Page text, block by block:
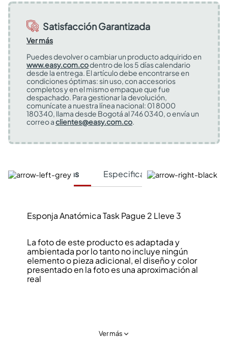
Satisfacción Garantizada
Ver más
Puedes devolver o cambiar un producto adquirido en
www.easy.com.codentro de los 5 días calendario
desde la entrega. El artículo debe encontrarse en
condiciones óptimas: sin uso, con accesorios
completos y en el mismo empaque que fue
despachado. Para gestionar la devolución,
comunícate a nuestra línea nacional: 01 8000
180340, llama desde Bogotá al 746 0340, o envía un
correo aclientes@easy.com.co.
Características Especificaciones Técnicas
Esponja Anatómica Task Pague 2 Lleve 3
La foto de este producto es adaptada y
ambientada por lo tanto no incluye ningún
elemento o pieza adicional, el diseño y color
presentado en la foto es una aproximación al
real
Ver más